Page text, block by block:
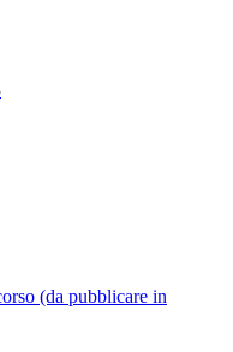
(da pubblicare in